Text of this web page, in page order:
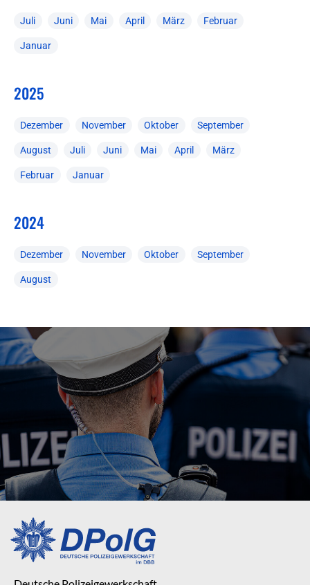
Juli Juni Mai April März Februar
Januar
2025
Dezember November Oktober September
August Juli Juni Mai April März
Februar Januar
2024
Dezember November Oktober September
August